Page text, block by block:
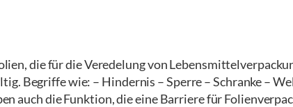
die für die Veredelung von
Begriffe wie: – Hindernis – Sperre – Schranke –
auch die Funktion, die eine Barriere für